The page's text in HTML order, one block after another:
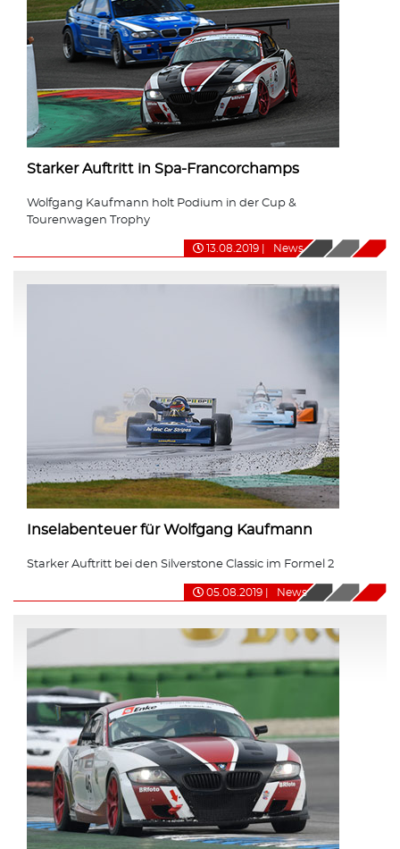
Starker Auftritt in Spa-Francorchamps
Wolfgang Kaufmann holt Podium in der Cup &
Tourenwagen Trophy
13.08.2019 News
Inselabenteuer für Wolfgang Kaufmann
Starker Auftritt bei den Silverstone Classic im Formel 2
05.08.2019 News